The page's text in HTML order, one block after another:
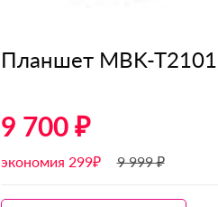
Планшет MBK-T2101
9 700 ₽
экономия 299₽ 9 999 ₽